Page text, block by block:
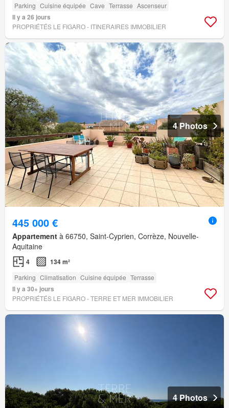
Parking Cuisine équipée Cave Terrasse Ascenseur
Il y a 26 jours
PROPRIÉTÉS LE FIGARO - ITINERAIRES IMMOBILIER
4 Photos
445 000 €
Appartement à 66750, Saint-Cyprien, Corrèze, Nouvelle-
Aquitaine
4 134 m²
Parking Climatisation Cuisine équipée Terrasse
Il y a 30+ jours
PROPRIÉTÉS LE FIGARO - TERRE ET MER IMMOBILIER
4 Photos